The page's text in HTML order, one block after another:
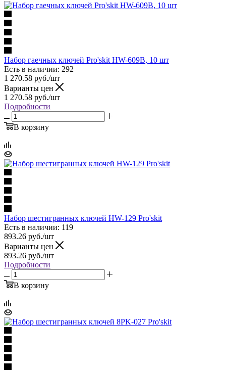
Набор гаечных ключей Pro'skit HW-609B, 10 шт
Есть в наличии: 292
1 270.58 руб./шт
Варианты цен
1 270.58 руб./шт
Подробности
В корзину
Набор шестигранных ключей HW-129 Pro'skit
Есть в наличии: 119
893.26 руб./шт
Варианты цен
893.26 руб./шт
Подробности
В корзину